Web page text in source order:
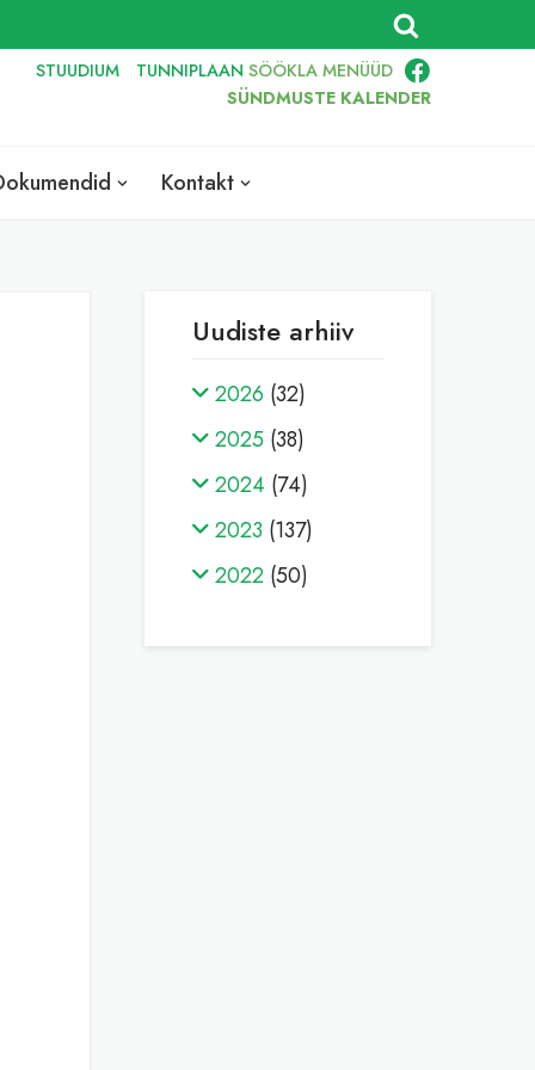
STUUDIUM TUNNIPLAAN SÖÖKLA MENÜÜD
SÜNDMUSTE KALENDER
Kontakt
Uudiste arhiiv
2026 (32)
2025 (38)
2024 (74)
2023 (137)
2022 (50)